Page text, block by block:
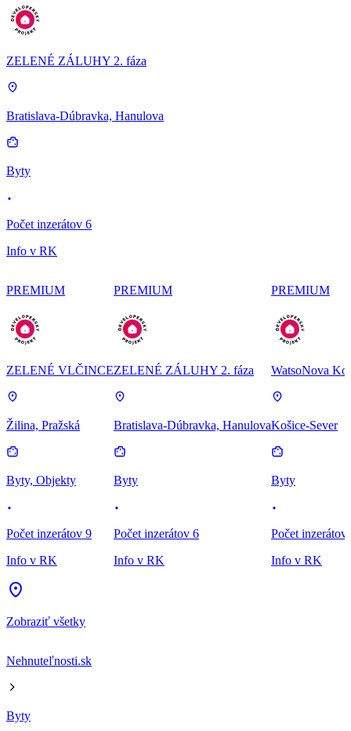
ZELENÉ ZÁLUHY 2. fáza
Bratislava-Dúbravka, Hanulova
Byty
Počet inzerátov 6
Info v RK
PREMIUM
ZELENÉ VLČINCE
Žilina, Pražská
Byty, Objekty
Počet inzerátov 9
Info v RK
PREMIUM
ZELENÉ ZÁLUHY 2. fáza
Bratislava-Dúbravka, Hanulova
Byty
Počet inzerátov 6
Info v RK
PREMIUM
WatsoNova
Košice-Sever
Byty
Počet inzerátov
Info v RK
Zobraziť všetky
Nehnuteľnosti.sk
Byty